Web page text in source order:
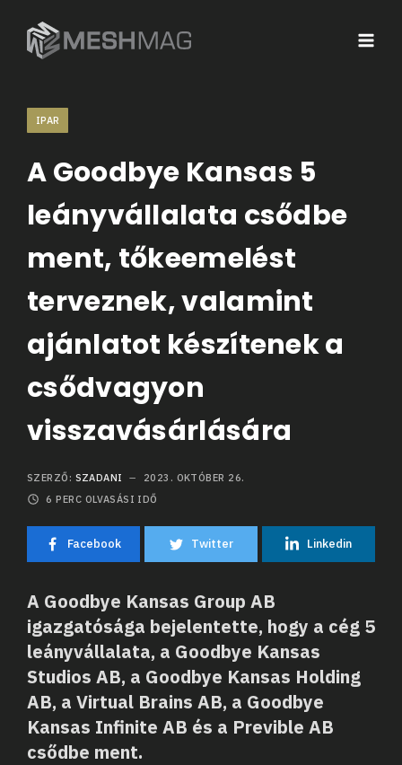
IPAR
A Goodbye Kansas 5
leányvállalata csődbe
ment, tőkeemelést
terveznek, valamint
ajánlatot készítenek a
csődvagyon
visszavásárlására
SZERZŐ: SZADANI
2023. OKTÓBER 26.
6 PERC OLVASÁSI IDŐ
Facebook Twitter Linkedin
A Goodbye Kansas Group AB
igazgatósága bejelentette, hogy a cég 5
leányvállalata, a Goodbye Kansas
Studios AB, a Goodbye Kansas Holding
AB, a Virtual Brains AB, a Goodbye
Kansas Infinite AB és a Previble AB
csődbe ment.